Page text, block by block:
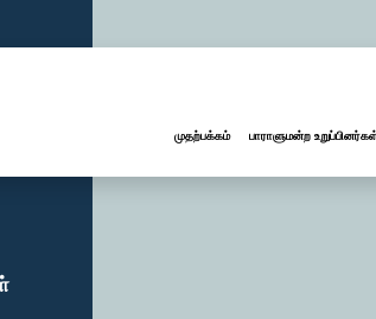
முதற்பக்கம் பாராளுமன்ற